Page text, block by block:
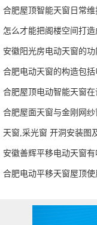
合肥屋顶智能天窗日常
怎么才能把阁楼空间打
安徽阳光房电动天窗的
合肥屋顶电动智能天窗
合肥屋面天窗与金刚网
天窗,采光窗 开洞安装图
安徽善辉平移电动天窗有
合肥电动平移天窗屋顶